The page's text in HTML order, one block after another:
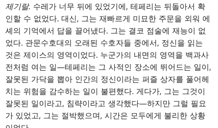
제기랄. 수레가 너무 뒤에 있었기에, 테페리는 뒤돌아서 확
인할 수 없었다. 대신, 그는 재빠르게 미묘한 주문을 외워 에
셰의 기억에서 답을 끌어냈다. 그는 결코 점술에 재능이 없
었다. 관문수호대의 오래된 수호자들 중에서, 정신을 읽는
것은 제이스의 영역이었다. 누군가의 내면의 영역을 백과사
전처럼 여는 일—테페리는 그 사적인 장소에 뛰어드는 일이,
잘못된 가닥을 뽑아 인간의 정신이라는 퍼즐 상자를 풀어헤
치는 위험을 감수하는 일이 불편했다. 게다가, 그는 그것이
잘못된 일이라고, 침략이라고 생각했다—하지만 그럴 필요
가 있었고, 그는 절박했으며, 시간은 모두에게 불리한 상황